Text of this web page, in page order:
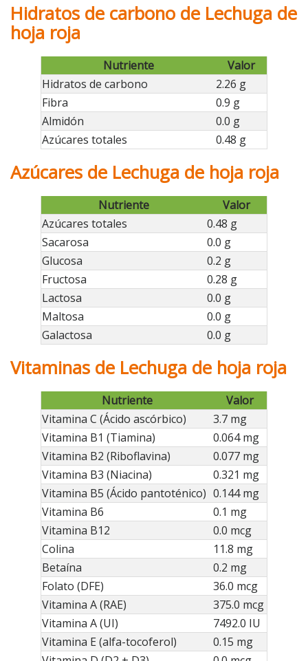
Hidratos de carbono de Lechuga de
hoja roja
Nutriente
Valor
Hidratos de carbono
2.26 g
Fibra
0.9 g
Almidón
0.0 g
Azúcares totales
0.48 g
Azúcares de Lechuga de hoja roja
Nutriente
Valor
Azúcares totales
0.48 g
Sacarosa
0.0 g
Glucosa
0.2 g
Fructosa
0.28 g
Lactosa
0.0 g
Maltosa
0.0 g
Galactosa
0.0 g
Vitaminas de Lechuga de hoja roja
Nutriente
Valor
Vitamina C (Ácido ascórbico)
3.7 mg
Vitamina B1 (Tiamina)
0.064 mg
Vitamina B2 (Riboflavina)
0.077 mg
Vitamina B3 (Niacina)
0.321 mg
Vitamina B5 (Ácido pantoténico) 0.144 mg
Vitamina B6
0.1 mg
Vitamina B12
0.0 mcg
Colina
11.8 mg
Betaína
0.2 mg
Folato (DFE)
36.0 mcg
Vitamina A (RAE)
375.0 mcg
Vitamina A (UI)
7492.0 IU
Vitamina E (alfa-tocoferol)
0.15 mg